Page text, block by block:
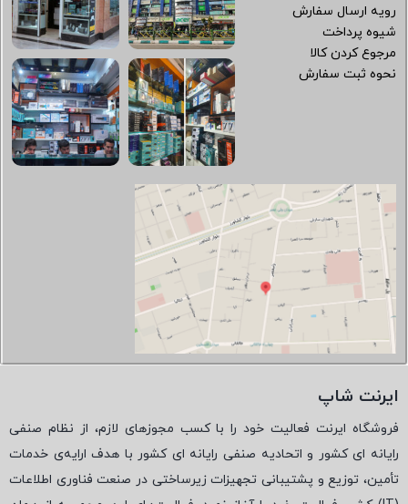
رویه ارسال سفارش
شیوه پرداخت
مرجوع کردن کالا
نحوه ثبت سفارش
ایرنت شاپ
فروشگاه ایرنت فعالیت خود را با کسب مجوزهای لازم، از نظام صنفی
رایانه ای کشور و اتحادیه صنفی رایانه ای کشور با هدف ارایه‌ی خدمات
تأمین، توزیع و پشتیبانی تجهیزات زیرساختی در صنعت فناوری اطلاعات